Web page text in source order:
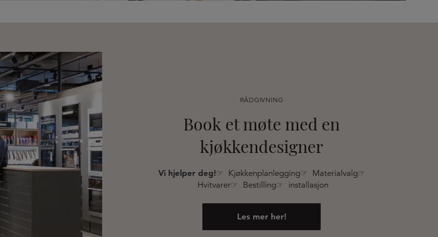
RÅDGIVNING
Book et møte med en
kjøkkendesigner
Vi hjelper deg!☞ Kjøkkenplanlegging☞ Materialvalg☞
Hvitvarer☞ Bestilling☞ installasjon
Les mer her!